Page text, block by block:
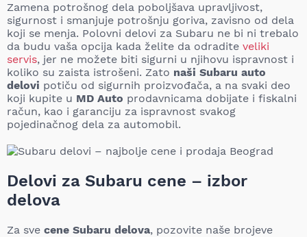
Zamena potrošnog dela poboljšava upravljivost,
sigurnost i smanjuje potrošnju goriva, zavisno od dela
koji se menja. Polovni delovi za Subaru ne bi ni trebalo
da budu vaša opcija kada želite da odradite veliki
servis, jer ne možete biti sigurni u njihovu ispravnost i
koliko su zaista istrošeni. Zato naši Subaru auto
delovi potiču od sigurnih proizvođača, a na svaki deo
koji kupite u MD Auto prodavnicama dobijate i fiskalni
račun, kao i garanciju za ispravnost svakog
pojedinačnog dela za automobil.
Delovi za Subaru cene – izbor
delova
Za sve cene Subaru delova, pozovite naše brojeve